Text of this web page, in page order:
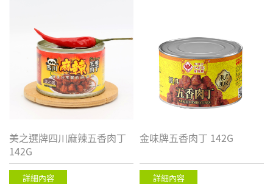
美之選牌四川麻辣五香肉丁
142G
詳細內容
金味牌五香肉丁 142G
詳細內容